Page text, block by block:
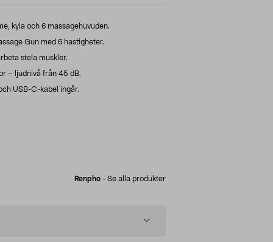
kyla och 6 massagehuvuden.
Gun med 6 hastigheter.
stela muskler.
– ljudnivå från 45 dB.
USB-C-kabel ingår.
Renpho - Se alla produkter